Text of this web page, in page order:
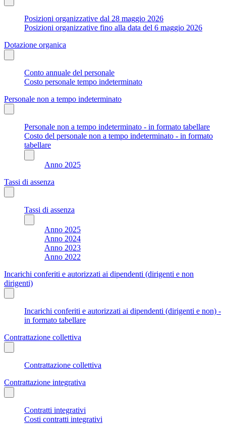
Posizioni organizzative dal 28 maggio 2026
Posizioni organizzative fino alla data del 6 maggio 2026
Dotazione organica
Conto annuale del personale
Costo personale tempo indeterminato
Personale non a tempo indeterminato
Personale non a tempo indeterminato - in formato tabellare
Costo del personale non a tempo indeterminato - in formato
tabellare
Anno 2025
Tassi di assenza
Tassi di assenza
Anno 2025
Anno 2024
Anno 2023
Anno 2022
Incarichi conferiti e autorizzati ai dipendenti (dirigenti e non
dirigenti)
Incarichi conferiti e autorizzati ai dipendenti (dirigenti e non) -
in formato tabellare
Contrattazione collettiva
Contrattazione collettiva
Contrattazione integrativa
Contratti integrativi
Costi contratti integrativi